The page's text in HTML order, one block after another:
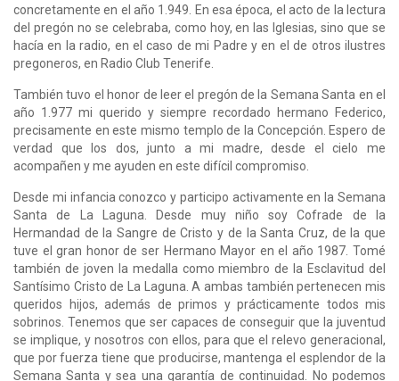
concretamente en el año 1.949. En esa época, el acto de la lectura
del pregón no se celebraba, como hoy, en las Iglesias, sino que se
hacía en la radio, en el caso de mi Padre y en el de otros ilustres
pregoneros, en Radio Club Tenerife.
También tuvo el honor de leer el pregón de la Semana Santa en el
año 1.977 mi querido y siempre recordado hermano Federico,
precisamente en este mismo templo de la Concepción. Espero de
verdad que los dos, junto a mi madre, desde el cielo me
acompañen y me ayuden en este difícil compromiso.
Desde mi infancia conozco y participo activamente en la Semana
Santa de La Laguna. Desde muy niño soy Cofrade de la
Hermandad de la Sangre de Cristo y de la Santa Cruz, de la que
tuve el gran honor de ser Hermano Mayor en el año 1987. Tomé
también de joven la medalla como miembro de la Esclavitud del
Santísimo Cristo de La Laguna. A ambas también pertenecen mis
queridos hijos, además de primos y prácticamente todos mis
sobrinos. Tenemos que ser capaces de conseguir que la juventud
se implique, y nosotros con ellos, para que el relevo generacional,
que por fuerza tiene que producirse, mantenga el esplendor de la
Semana Santa y sea una garantía de continuidad. No podemos